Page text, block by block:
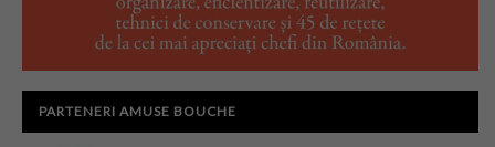
PARTENERI AMUSE BOUCHE